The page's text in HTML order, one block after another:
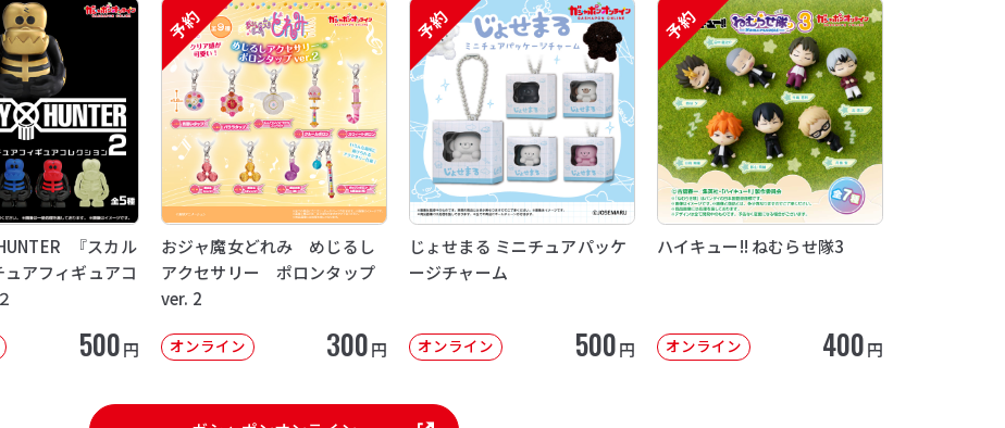
『スカル
ュアフィギュアコ
500円
予約
おジャ魔女どれみ めじるし
アクセサリー ポロンタップ
ver. 2
オンライン 300円
予約
じょせまる ミニチュアパッケ
ージチャーム
オンライン 500円
予約
ハイキュー!! ねむらせ隊3
オンライン 400円